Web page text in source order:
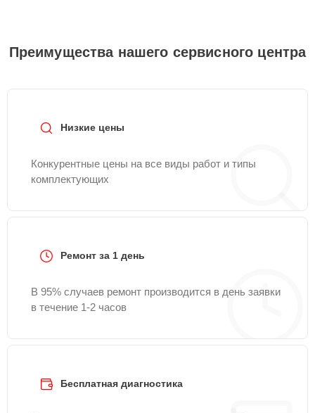
Преимущества нашего сервисного центра
Низкие цены
Конкурентные цены на все виды работ и типы
комплектующих
Ремонт за 1 день
В 95% случаев ремонт производится в день заявки
в течение 1-2 часов
Бесплатная диагностика